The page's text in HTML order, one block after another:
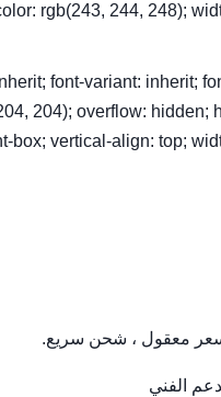
rgb(243, 244, 248);
font-variant: inherit;
204); overflow: hidden;
box; vertical-align: top;